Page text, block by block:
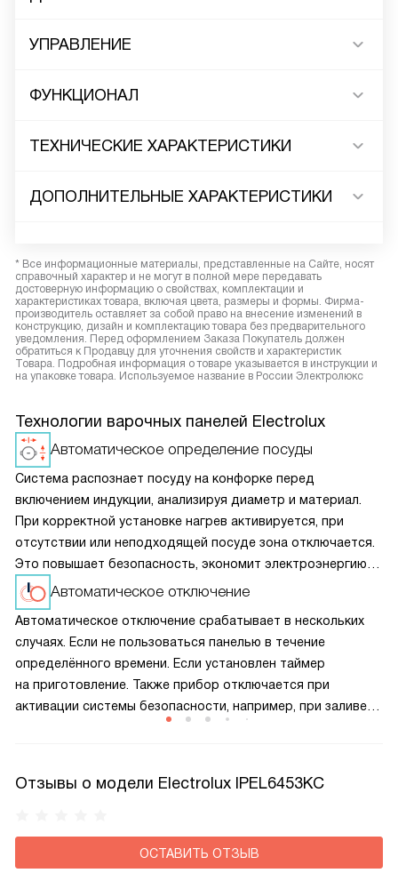
УПРАВЛЕНИЕ
ФУНКЦИОНАЛ
ТЕХНИЧЕСКИЕ ХАРАКТЕРИСТИКИ
ДОПОЛНИТЕЛЬНЫЕ ХАРАКТЕРИСТИКИ
* Все информационные материалы, представленные на Сайте, носят
справочный характер и не могут в полной мере передавать
достоверную информацию о свойствах, комплектации и
характеристиках товара, включая цвета, размеры и формы. Фирма-
производитель оставляет за собой право на внесение изменений в
конструкцию, дизайн и комплектацию товара без предварительного
уведомления. Перед оформлением Заказа Покупатель должен
обратиться к Продавцу для уточнения свойств и характеристик
Товара. Подробная информация о товаре указывается в инструкции и
на упаковке товара. Используемое название в России Электролюкс
Технологии варочных панелей Electrolux
Автоматическое определение посуды
Система распознает посуду на конфорке перед
включением индукции, анализируя диаметр и материал.
При корректной установке нагрев активируется, при
отсутствии или неподходящей посуде зона отключается.
Это повышает безопасность, экономит электроэнергию
и предотвращает перегрев панели, продлевая срок
службы прибора.
Автоматическое отключение
Автоматическое отключение срабатывает в нескольких
случаях. Если не пользоваться панелью в течение
определённого времени. Если установлен таймер
на приготовление. Также прибор отключается при
активации системы безопасности, например, при заливе
Отзывы о модели Electrolux IPEL6453KC
ОСТАВИТЬ ОТЗЫВ